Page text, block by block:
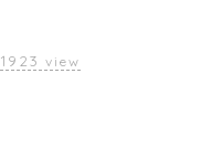
1923 view